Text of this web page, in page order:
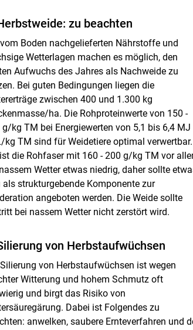
zu beachten
Boden nachgelieferten Nährstoffe und
Wetterlagen machen es möglich, den
Aufwuchs des Jahres als Nachweide zu
Bei guten Bedingungen liegen die
zwischen 400 und 1.300 kg
​ha. Die Rohproteinwerte von 150 -
g/​kg TM bei Energiewerten von 5,1 bis 6,4 MJ
​kg TM sind für Weidetiere optimal verwertbar.
die Rohfaser mit 160 - 200 g/​kg TM vor
Wetter etwas niedrig, daher sollte
als strukturgebende Komponente zur
angeboten werden. Die Weide sollte
bei nassem Wetter nicht zerstört wird.
von Herbstaufwüchsen
von Herbstaufwüchsen ist wegen
Witterung und hohem Schmutz oft
und birgt das Risiko von
Dabei ist Folgendes zu
anwelken, saubere Ernteverfahren und